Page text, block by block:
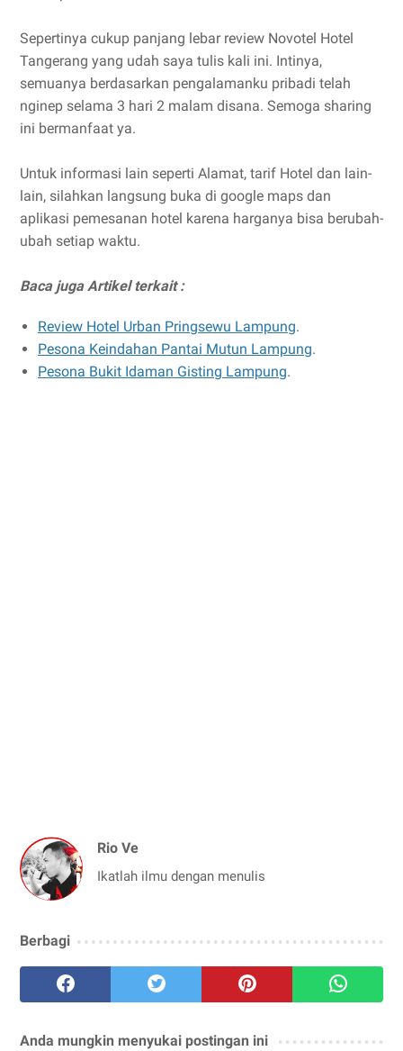
Sepertinya cukup panjang lebar review Novotel Hotel
Tangerang yang udah saya tulis kali ini. Intinya,
semuanya berdasarkan pengalamanku pribadi telah
nginep selama 3 hari 2 malam disana. Semoga sharing
ini bermanfaat ya.
Untuk informasi lain seperti Alamat, tarif Hotel dan lain-
lain, silahkan langsung buka di google maps dan
aplikasi pemesanan hotel karena harganya bisa berubah-
ubah setiap waktu.
Baca juga Artikel terkait :
Review Hotel Urban Pringsewu Lampung.
Pesona Keindahan Pantai Mutun Lampung.
Pesona Bukit Idaman Gisting Lampung.
Rio Ve
Ikatlah ilmu dengan menulis
Berbagi
Anda mungkin menyukai postingan ini